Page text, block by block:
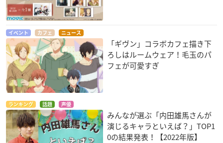
イベント カフェ ニュース
「ギヴン」コラボカフェ描き下
ろしはルームウェア！毛玉のパ
フェが可愛すぎ
ランキング 話題 声優
みんなが選ぶ「内田雄馬さんが
演じるキャラといえば？」TOP1
0の結果発表！【2022年版】